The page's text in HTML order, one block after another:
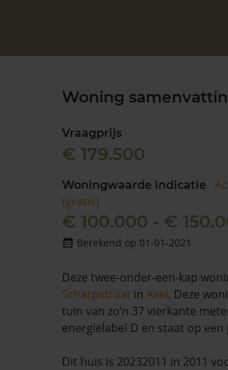
Woning
Vraagprijs
€ 179.500
Woningwaarde indicatie
(gratis)
€ 100.000 - €
Berekend op 01-01-2021
Deze twee-onder-een-kap
Scharpstraat in Axel. Deze
tuin van zo’n 37 vierkante
energielabel D en staat op een
Dit huis is 20232011 in 2011